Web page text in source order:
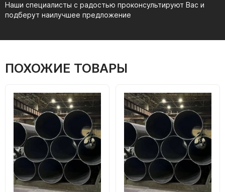
Наши специалисты с радостью проконсультируют Вас и
подберут наилучшее предложение
ПОХОЖИЕ ТОВАРЫ